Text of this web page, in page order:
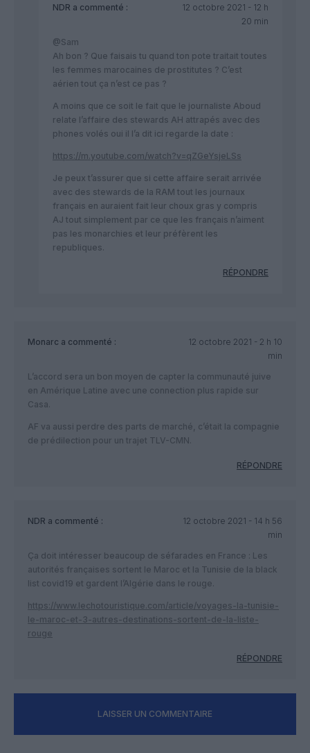
NDR a commenté :
12 octobre 2021 - 12 h
20 min
@Sam
Ah bon ? Que faisais tu quand ton pote traitait toutes
les femmes marocaines de prostitutes ? C’est
aérien tout ça n’est ce pas ?
A moins que ce soit le fait que le journaliste Aboud
relate l’affaire des stewards AH attrapés avec des
phones volés oui il l’a dit ici regarde la date :
https://m.youtube.com/watch?v=qZGeYsjeLSs
Je peux t’assurer que si cette affaire serait arrivée
avec des stewards de la RAM tout les journaux
français en auraient fait leur choux gras y compris
AJ tout simplement par ce que les français n’aiment
pas les monarchies et leur préfèrent les
republiques.
RÉPONDRE
Monarc a commenté :
12 octobre 2021 - 2 h 10
min
L’accord sera un bon moyen de capter la communauté juive
en Amérique Latine avec une connection plus rapide sur
Casa.
AF va aussi perdre des parts de marché, c’était la compagnie
de prédilection pour un trajet TLV-CMN.
RÉPONDRE
NDR a commenté :
12 octobre 2021 - 14 h 56
min
Ça doit intéresser beaucoup de séfarades en France : Les
autorités françaises sortent le Maroc et la Tunisie de la black
list covid19 et gardent l’Algérie dans le rouge.
https://www.lechotouristique.com/article/voyages-la-tunisie-
le-maroc-et-3-autres-destinations-sortent-de-la-liste-
rouge
RÉPONDRE
LAISSER UN COMMENTAIRE